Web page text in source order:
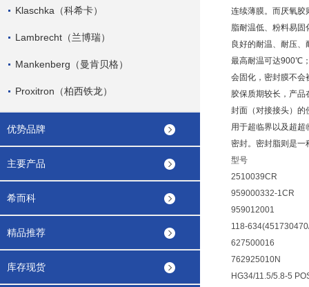
Klaschka（科希卡）
Lambrecht（兰博瑞）
Mankenberg（曼肯贝格）
Proxitron（柏西铁龙）
优势品牌
主要产品
希而科
精品推荐
库存现货
连续薄膜。而厌氧胶
脂耐温低、粉料易
良好的耐温、耐压
最高耐温可达900℃
会固化，密封膜不会
胶保质期较长，产
封面（对接接头）的
用于超临界以及 超超
密封。 密封脂则是一
型号
2510039CR
959000332-1CR
959012001
118-
627500016
762925010N
HG34/11.5/5.8-5